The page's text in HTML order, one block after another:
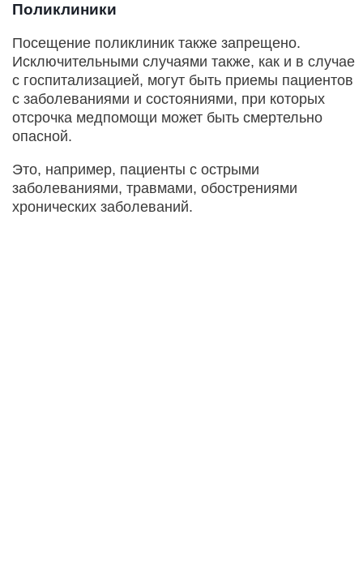
Поликлиники
Посещение поликлиник также запрещено.
Исключительными случаями также, как и в случае
с госпитализацией, могут быть приемы пациентов
с заболеваниями и состояниями, при которых
отсрочка медпомощи может быть смертельно
опасной.
Это, например, пациенты с острыми
заболеваниями, травмами, обострениями
хронических заболеваний.